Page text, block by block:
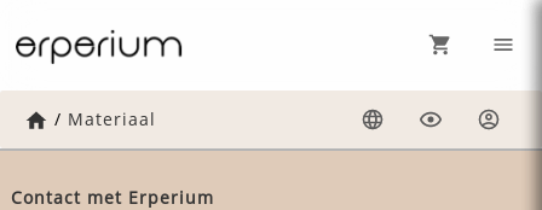
Home
/ Materiaal
Contact met Erperium